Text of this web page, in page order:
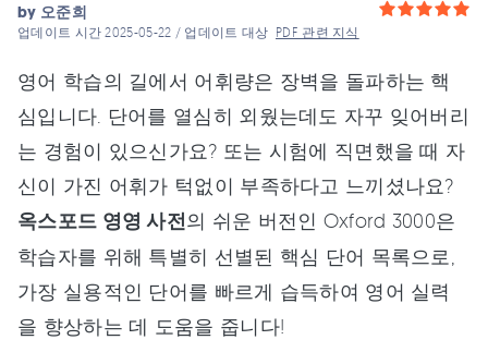
by 오준희
업데이트 시간 2025-05-22 / 업데이트 대상 PDF 관련 지식
영어 학습의 길에서 어휘량은 장벽을 돌파하는 핵
심입니다. 단어를 열심히 외웠는데도 자꾸 잊어버리
는 경험이 있으신가요? 또는 시험에 직면했을 때 자
신이 가진 어휘가 턱없이 부족하다고 느끼셨나요?
옥스포드 영영 사전의 쉬운 버전인 Oxford 3000은
학습자를 위해 특별히 선별된 핵심 단어 목록으로,
가장 실용적인 단어를 빠르게 습득하여 영어 실력
을 향상하는 데 도움을 줍니다!